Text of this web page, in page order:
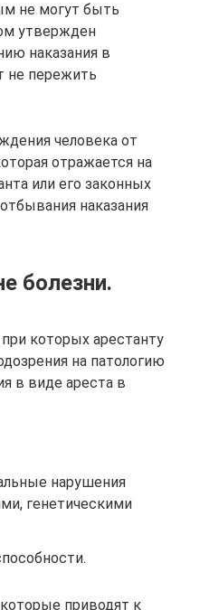
не могут быть
утвержден
наказания в
не пережить
человека от
отражается на
или его законных
наказания
болезни.
которых арестанту
на патологию
в виде ареста в
нарушения
генетическими
приводят к